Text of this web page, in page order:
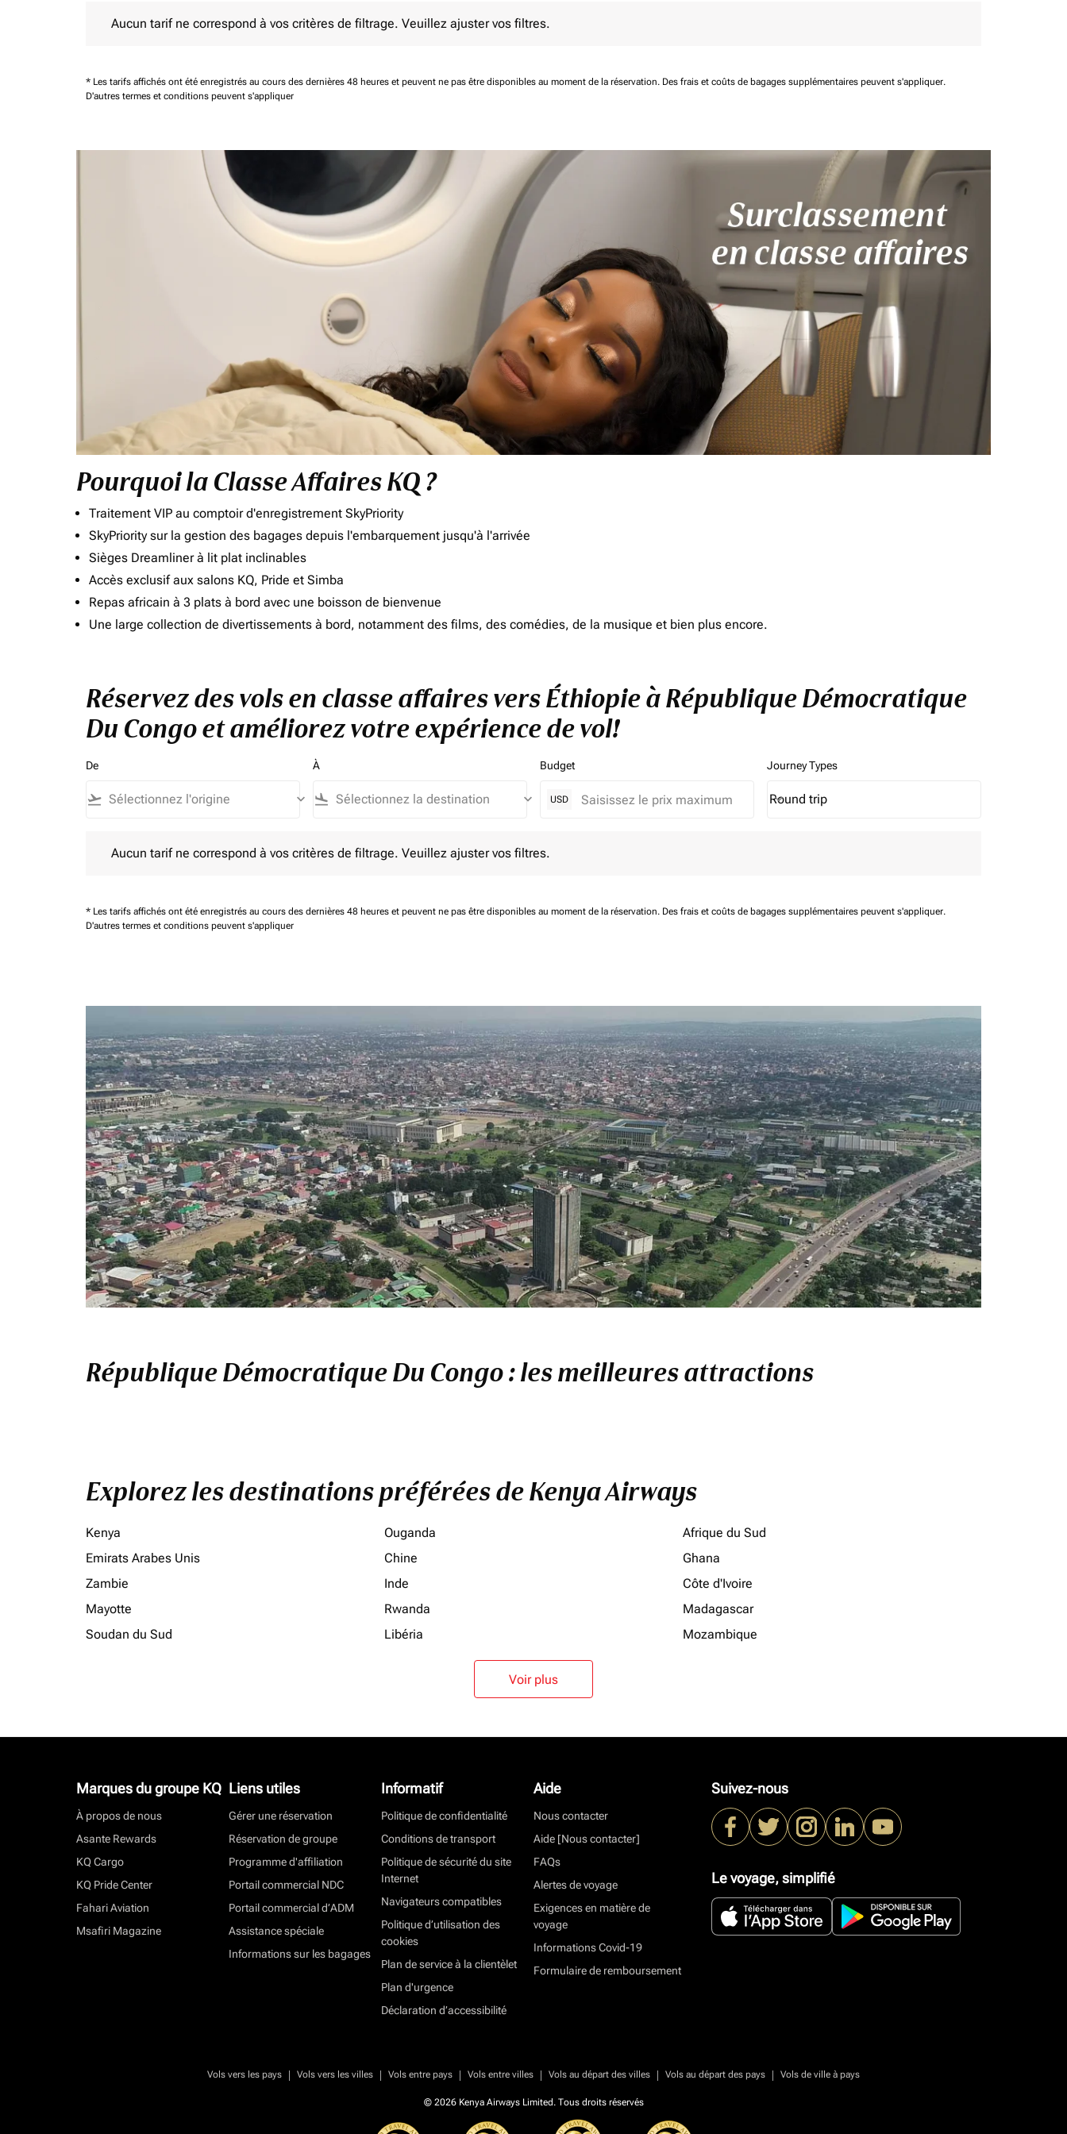
Aucun tarif ne correspond à vos critères de filtrage. Veuillez ajuster vos filtres.
* Les tarifs affichés ont été enregistrés au cours des dernières 48 heures et peuvent ne pas être disponibles au moment de la réservation. Des frais et coûts de bagages supplémentaires peuvent s'appliquer.
D'autres termes et conditions peuvent s'appliquer
Pourquoi la Classe Affaires KQ ?
Traitement VIP au comptoir d'enregistrement SkyPriority
SkyPriority sur la gestion des bagages depuis l'embarquement jusqu'à l'arrivée
Sièges Dreamliner à lit plat inclinables
Accès exclusif aux salons KQ, Pride et Simba
Repas africain à 3 plats à bord avec une boisson de bienvenue
Une large collection de divertissements à bord, notamment des films, des comédies, de la musique et bien plus encore.
Réservez des vols en classe affaires vers Éthiopie à République Démocratique
Du Congo et améliorez votre expérience de vol!
De
flight_takeoff keyboard_arrow_down
À
flight_land keyboard_arrow_down
Budget
USD
Journey Types
Journey Types option Round trip Selected
Round trip
keyboard_arrow_down
Aucun tarif ne correspond à vos critères de filtrage. Veuillez ajuster vos filtres.
* Les tarifs affichés ont été enregistrés au cours des dernières 48 heures et peuvent ne pas être disponibles au moment de la réservation. Des frais et coûts de bagages supplémentaires peuvent s'appliquer.
D'autres termes et conditions peuvent s'appliquer
République Démocratique Du Congo : les meilleures attractions
Explorez les destinations préférées de Kenya Airways
Kenya Ouganda
Afrique du Sud
Emirats Arabes Unis
Chine
Ghana
Zambie
Inde
Côte d'Ivoire
Mayotte
Rwanda
Madagascar
Soudan du Sud
Libéria Mozambique
Voir plus
Marques du groupe KQ
À propos de nous
Asante Rewards
KQ Cargo
KQ Pride Center
Fahari Aviation
Msafiri Magazine
Liens utiles
Gérer une réservation
Réservation de groupe
Programme d'affiliation
Portail commercial NDC
Portail commercial d’ADM
Assistance spéciale
Informations sur les bagages
Informatif
Politique de confidentialité
Conditions de transport
Politique de sécurité du site
Internet
Navigateurs compatibles
Politique d’utilisation des
cookies
Plan de service à la clientèlet
Plan d'urgence
Déclaration d’accessibilité
Aide
Nous contacter
Aide [Nous contacter]
FAQs
Alertes de voyage
Exigences en matière de
voyage
Informations Covid-19
Formulaire de remboursement
Suivez-nous
Le voyage, simplifié
Vols vers les pays | Vols vers les villes | Vols entre pays | Vols entre villes | Vols au départ des villes | Vols au départ des pays | Vols de ville à pays
© 2026 Kenya Airways Limited. Tous droits réservés